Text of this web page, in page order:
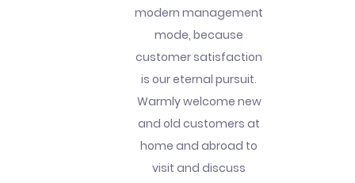
modern management
mode, because
customer satisfaction
is our eternal pursuit.
Warmly welcome new
and old customers at
home and abroad to
visit and discuss